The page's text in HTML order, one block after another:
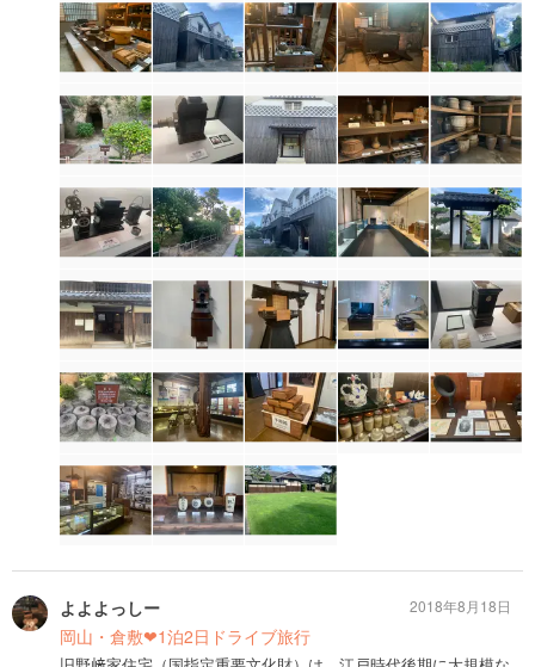
よよよっしー
岡山・倉敷❤︎1泊2日ドライブ旅行
2018年8月18日